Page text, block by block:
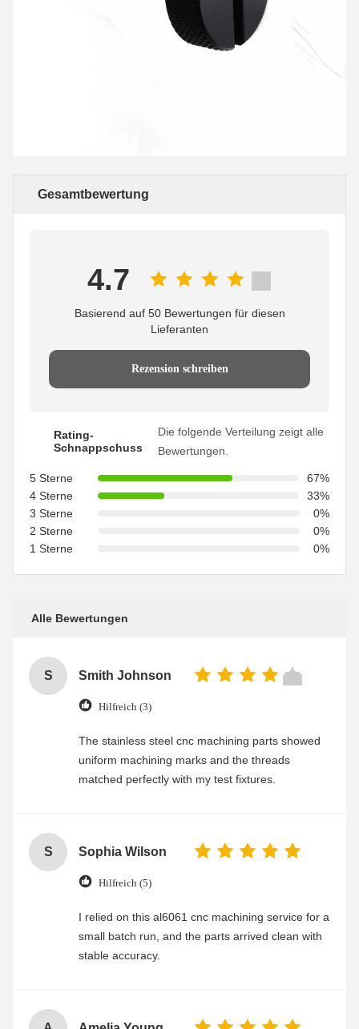
Gesamtbewertung
4.7
Basierend auf 50 Bewertungen für diesen
Lieferanten
Rezension schreiben
Rating-
Schnappschuss
Die folgende Verteilung zeigt alle
Bewertungen.
5 Sterne
67%
4 Sterne
33%
3 Sterne
0%
2 Sterne
0%
1 Sterne
0%
Alle Bewertungen
S Smith Johnson
Hilfreich (3)
The stainless steel cnc machining parts showed
uniform machining marks and the threads
matched perfectly with my test fixtures.
S Sophia Wilson
Hilfreich (5)
I relied on this al6061 cnc machining service for a
small batch run, and the parts arrived clean with
stable accuracy.